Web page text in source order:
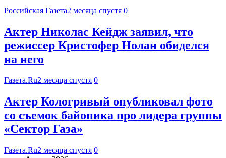
Российская Газета2 месяца спустя 0
Актер Николас Кейдж заявил, что
режиссер Кристофер Нолан обиделся
на него
Газета.Ru2 месяца спустя 0
Актер Кологривый опубликовал фото
со съемок байопика про лидера группы
«Сектор Газа»
Газета.Ru2 месяца спустя 0